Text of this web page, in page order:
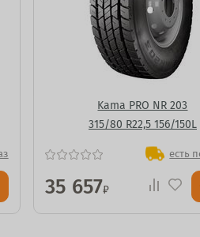
Kama PRO NR 203
315/80 R22,5 156/150L
есть
35 657₽